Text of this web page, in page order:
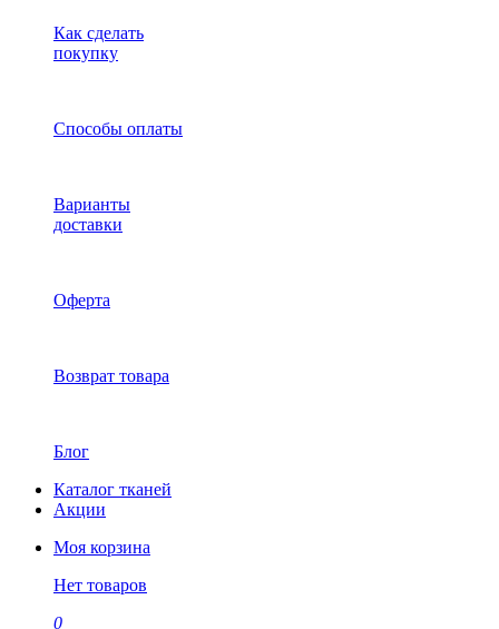
Как сделать
покупку
Способы оплаты
Варианты
доставки
Оферта
Возврат товара
Блог
Каталог тканей
Акции
Моя корзина
Нет товаров
0